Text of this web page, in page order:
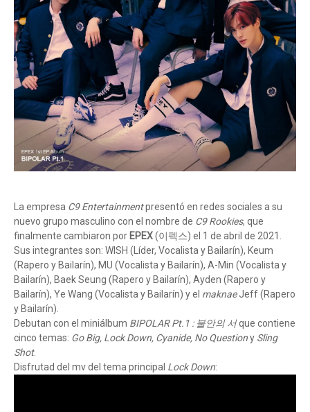
La empresa C9 Entertainmentpresentó en redes sociales a su
nuevo grupo masculino con el nombre de C9 Rookies, que
finalmente cambiaron por EPEX(이펙스) el 1 de abril de 2021.
Sus integrantes son: WISH (Líder, Vocalista y Bailarín), Keum
(Rapero y Bailarín), MU (Vocalista y Bailarín), A-Min (Vocalista y
Bailarín), Baek Seung (Rapero y Bailarín), Ayden (Rapero y
Bailarín), Ye Wang (Vocalista y Bailarín) y el maknaeJeff (Rapero
y Bailarín).
Debutan con el miniálbum BIPOLAR Pt.1 : 불안의 서que contiene
cinco temas: Go Big, Lock Down, Cyanide, No Questiony Sling
Shot.
Disfrutad del mv del tema principal Lock Down: